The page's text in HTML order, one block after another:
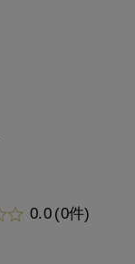
0.0 (0件)